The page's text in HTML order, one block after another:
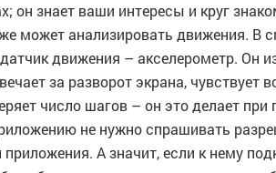
он знает ваши интересы и круг
может анализировать движения. В
движения – акселерометр. Он
за разворот экрана,
число шагов – он это делает
не нужно спрашивать
А значит, если к нему